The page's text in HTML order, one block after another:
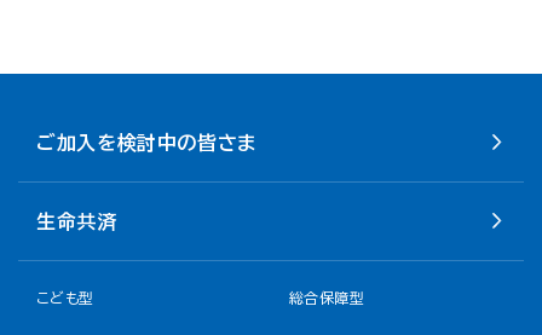
ご加入を検討中の皆さま
生命共済
こども型 総合保障型